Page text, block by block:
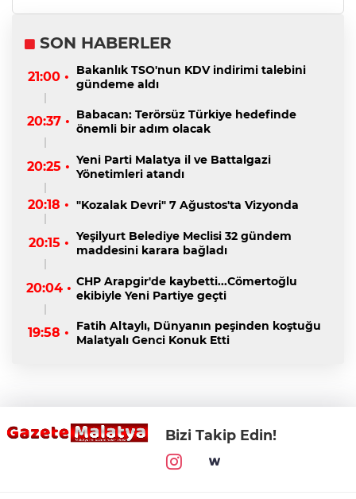
SON HABERLER
21:00 •
Bakanlık TSO'nun KDV indirimi talebini
gündeme aldı
20:37 • Babacan: Terörsüz Türkiye hedefinde
önemli bir adım olacak
20:25 • Yeni Parti Malatya il ve Battalgazi
Yönetimleri atandı
20:18 • "Kozalak Devri" 7 Ağustos'ta Vizyonda
20:15 • Yeşilyurt Belediye Meclisi 32 gündem
maddesini karara bağladı
20:04 • CHP Arapgir'de kaybetti...Cömertoğlu
ekibiyle Yeni Partiye geçti
19:58 •
Fatih Altaylı, Dünyanın peşinden koştuğu
Malatyalı Genci Konuk Etti
Bizi Takip Edin!